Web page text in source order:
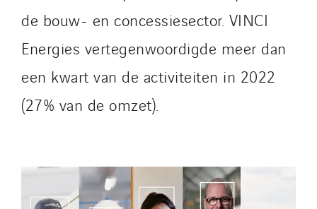
de bouw- en concessiesector. VINCI
Energies vertegenwoordigde meer dan
een kwart van de activiteiten in 2022
(27% van de omzet).